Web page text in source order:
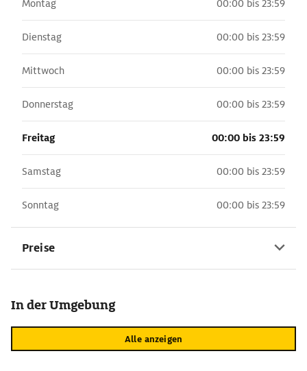
Montag 00:00 bis 23:59
Dienstag 00:00 bis 23:59
Mittwoch 00:00 bis 23:59
Donnerstag 00:00 bis 23:59
Freitag 00:00 bis 23:59
Samstag 00:00 bis 23:59
Sonntag 00:00 bis 23:59
Preise
In der Umgebung
Alle anzeigen